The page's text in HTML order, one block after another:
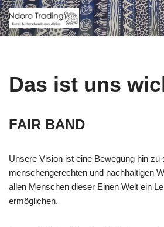
Zum
Das ist uns
FAIR BAND
Unsere Vision ist eine Bewegung hin zu
menschengerechten und nachhaltigen
allen Menschen dieser Einen Welt ein
ermöglichen.